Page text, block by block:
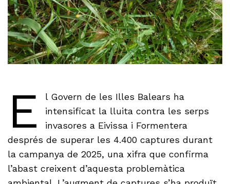
E
l Govern de les Illes Balears ha
intensificat la lluita contra les serps
invasores a Eivissa i Formentera
després de superar les 4.400 captures durant
la campanya de 2025, una xifra que confirma
l’abast creixent d’aquesta problemàtica